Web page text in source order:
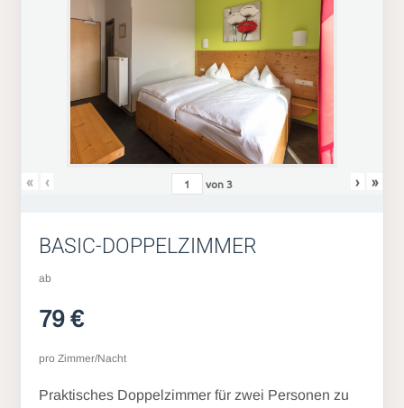
« ‹ von3 › »
BASIC-DOPPELZIMMER
ab
79 €
pro Zimmer/Nacht
Praktisches Doppelzimmer für zwei Personen zu